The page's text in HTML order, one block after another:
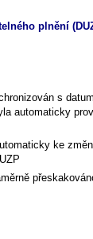
plnění
s
automaticky
ke